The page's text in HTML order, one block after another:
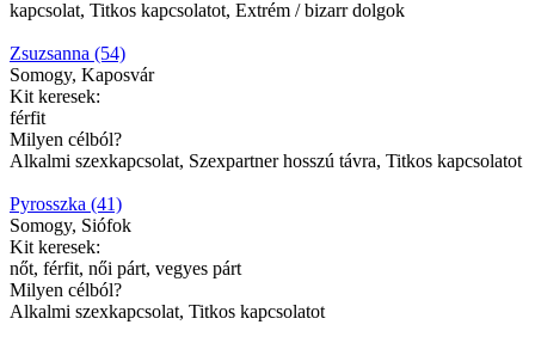
kapcsolat, Titkos kapcsolatot, Extrém / bizarr dolgok
Zsuzsanna (54)
Somogy, Kaposvár
Kit keresek:
férfit
Milyen célból?
Alkalmi szexkapcsolat, Szexpartner hosszú távra, Titkos kapcsolatot
Pyrosszka (41)
Somogy, Siófok
Kit keresek:
nőt, férfit, női párt, vegyes párt
Milyen célból?
Alkalmi szexkapcsolat, Titkos kapcsolatot